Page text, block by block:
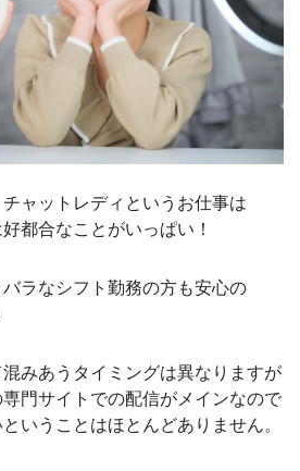
ャットレディというお仕事は
都合なことがいっぱい！
ラなシフト勤務の方も安心の
みあうタイミングは異なりますが
門サイトでの配信がメインなので
いうことはほとんどありません。